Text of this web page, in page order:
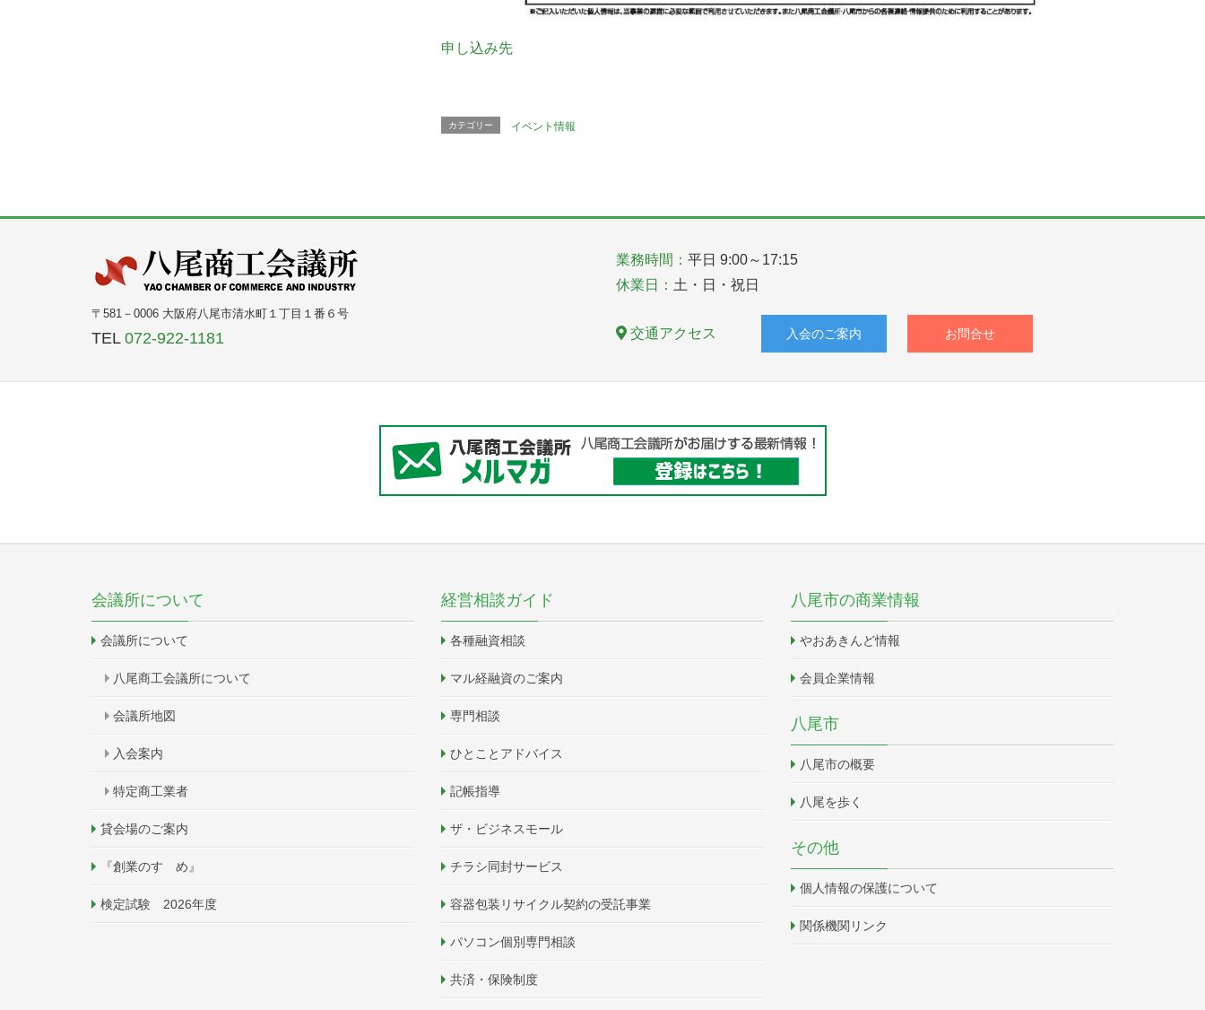
申し込み先
カテゴリー イベント情報
〒581－0006 大阪府八尾市清水町１丁目１番６号
TEL 072-922-1181
業務時間： 平日 9:00～17:15
休業日： 土・日・祝日
交通アクセス 入会のご案内 お問合せ
会議所について
会議所について
八尾商工会議所について
会議所地図
入会案内
特定商工業者
貸会場のご案内
『創業のすゝめ』
検定試験 2026年度
経営相談ガイド
各種融資相談
マル経融資のご案内
専門相談
ひとことアドバイス
記帳指導
ザ・ビジネスモール
チラシ同封サービス
容器包装リサイクル契約の受託事業
パソコン個別専門相談
共済・保険制度
八尾市の商業情報
やおあきんど情報
会員企業情報
八尾市
八尾市の概要
八尾を歩く
その他
個人情報の保護について
関係機関リンク